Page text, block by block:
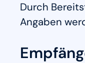
Durch
Angaben